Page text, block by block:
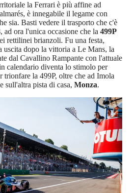
la Ferrari è più affine ad
è innegabile il legame con
sia. Basti vedere il trasporto che c'è
, ad ora l'unica occasione che la 499P
rettilinei brianzoli. Fu una festa,
uscita dopo la vittoria a Le Mans, la
dal Cavallino Rampante con l'attuale
calendario diventa lo stimolo per
trionfare la 499P, oltre che ad Imola
sull'altra pista di casa, Monza.